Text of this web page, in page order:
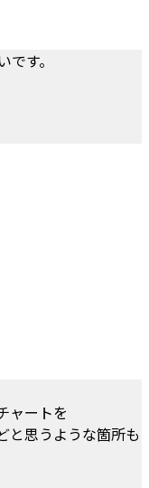
す。
ャートを
と思うような箇所も